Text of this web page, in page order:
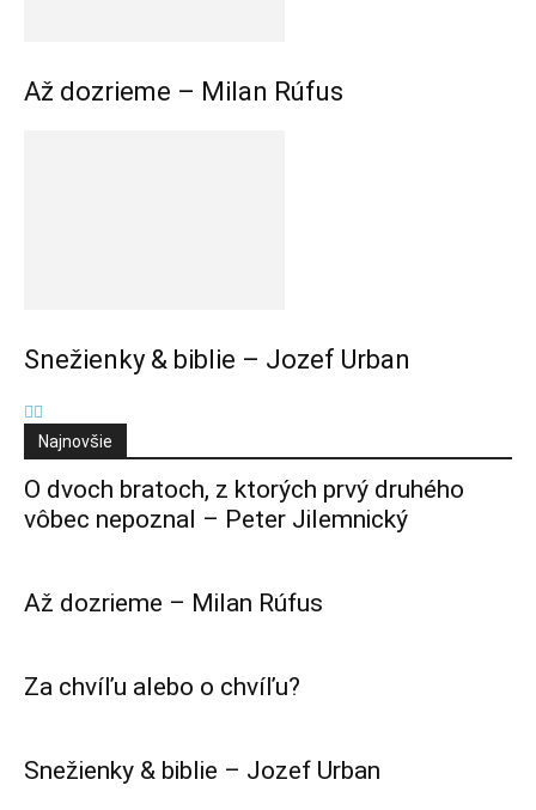
Až dozrieme – Milan Rúfus
Snežienky & biblie – Jozef Urban
Najnovšie
O dvoch bratoch, z ktorých prvý druhého
vôbec nepoznal – Peter Jilemnický
Až dozrieme – Milan Rúfus
Za chvíľu alebo o chvíľu?
Snežienky & biblie – Jozef Urban